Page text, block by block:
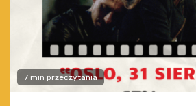
7 min przeczytania